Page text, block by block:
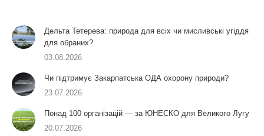
Дельта Тетерева: природа для всіх чи мисливські угіддя
для обраних?
03.08.2026
Чи підтримує Закарпатська ОДА охорону природи?
23.07.2026
Понад 100 організацій — за ЮНЕСКО для Великого Лугу
20.07.2026